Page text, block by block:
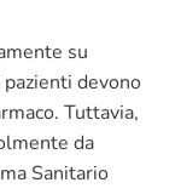
su
devono
Tuttavia,
da
Sanitario